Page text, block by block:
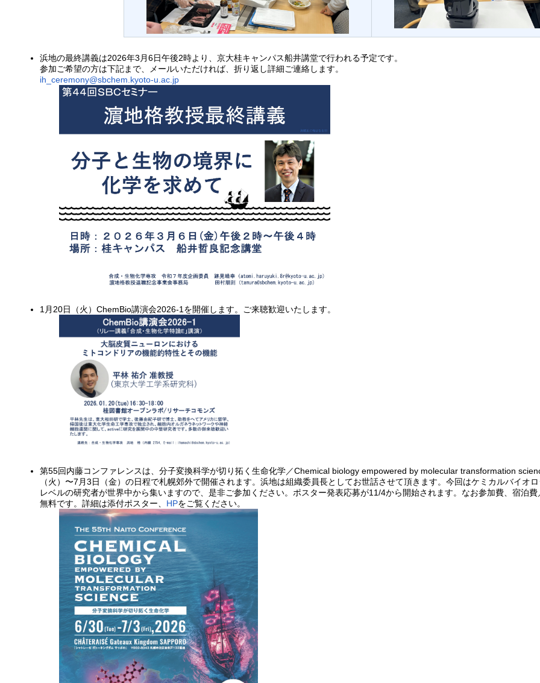
浜地の最終講義は2026年3月6日午後2時より、京大桂キャンパス船井講堂で行われる予定です。
参加ご希望の方は下記まで、メールいただければ、折り返し詳細ご連絡します。
ih_ceremony@sbchem.kyoto-u.ac.jp
1月20日（火）ChemBio講演会2026-1を開催します。ご来聴歓迎いたします。
第55回内藤コンファレンスは、分子変換科学が切り拓く生命化学／Chemical biology empowered by molecular transformation
（火）〜7月3日（金）の日程で札幌郊外で開催されます。浜地は組織委員長としてお世話させて頂きます。今回はケミカルバイオ
レベルの研究者が世界中から集いますので、是非ご参加ください。ポスター発表応募が11/4から開始されます。なお参加費、宿泊
無料です。詳細は添付ポスター、 HPをご覧ください。